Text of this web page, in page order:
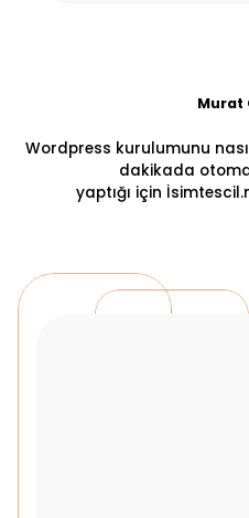
Murat
Wordpress kurulumunu
dakikada
yaptığı için